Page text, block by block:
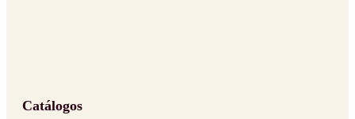
Catálogos